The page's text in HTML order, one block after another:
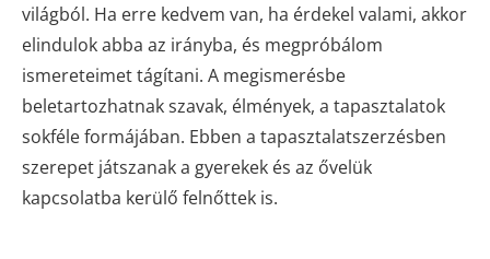
világból. Ha erre kedvem van, ha érdekel valami, akkor
elindulok abba az irányba, és megpróbálom
ismereteimet tágítani. A megismerésbe
beletartozhatnak szavak, élmények, a tapasztalatok
sokféle formájában. Ebben a tapasztalatszerzésben
szerepet játszanak a gyerekek és az ővelük
kapcsolatba kerülő felnőttek is.